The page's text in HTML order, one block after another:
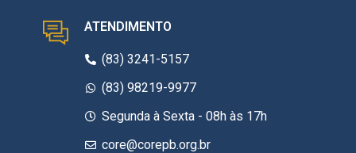
ATENDIMENTO
(83) 3241-5157
(83) 98219-9977
Segunda à Sexta - 08h às 17h
core@corepb.org.br